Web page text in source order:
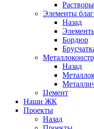
Растворы
Элементы
Назад
Бордюр
Назад
Цемент
Наши ЖК
Проекты
Назад